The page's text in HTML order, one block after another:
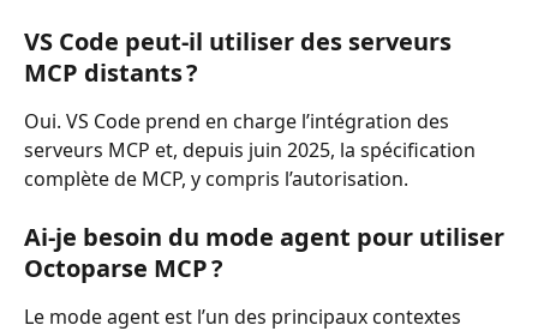
VS Code peut-il utiliser des serveurs
MCP distants ?
Oui. VS Code prend en charge l’intégration des
serveurs MCP et, depuis juin 2025, la spécification
complète de MCP, y compris l’autorisation.
Ai-je besoin du mode agent pour utiliser
Octoparse MCP ?
Le mode agent est l’un des principaux contextes